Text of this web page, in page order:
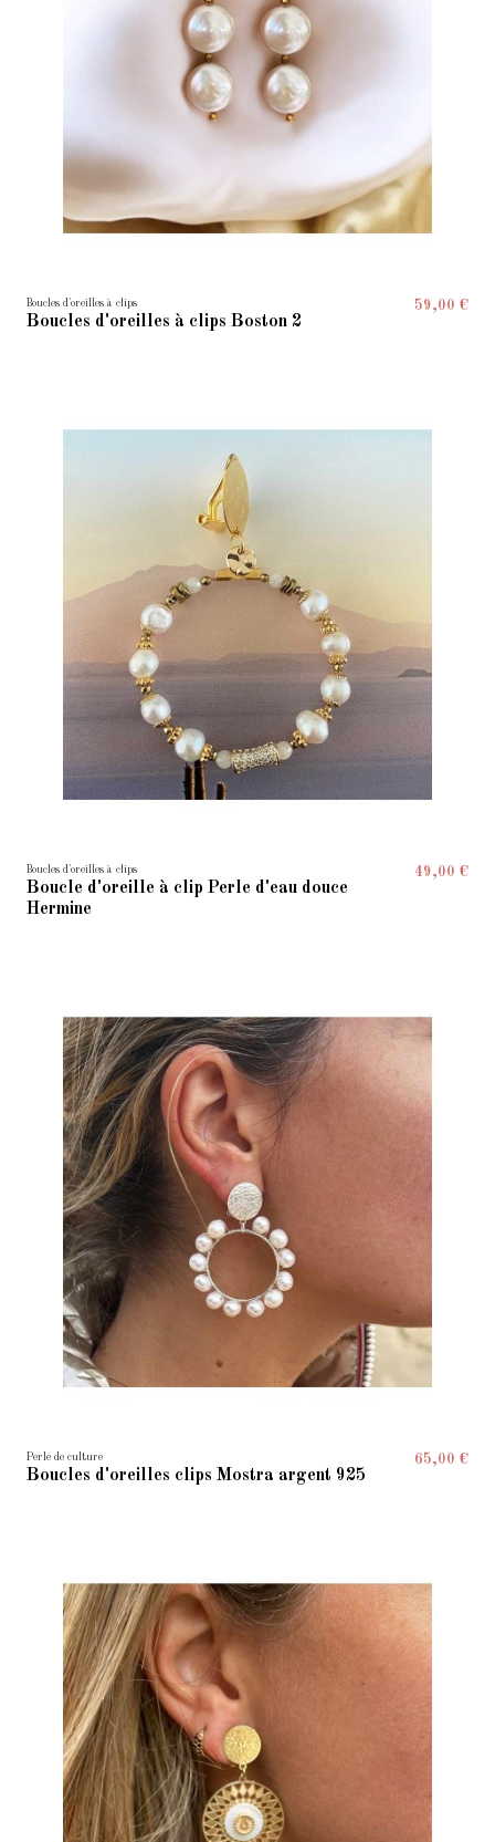
Boucles d'oreilles à clips
Boucles d'oreilles à clips Boston 2
59,00 €
Boucles d'oreilles à clips
Boucle d'oreille à clip Perle d'eau douce
Hermine
49,00 €
Perle de culture
Boucles d'oreilles clips Mostra argent 925
65,00 €